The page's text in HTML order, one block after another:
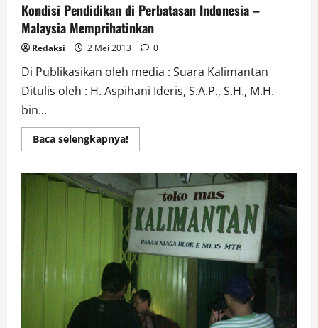
Kondisi Pendidikan di Perbatasan Indonesia –
Malaysia Memprihatinkan
Redaksi 2 Mei 2013 0
Di Publikasikan oleh media : Suara Kalimantan
Ditulis oleh : H. Aspihani Ideris, S.A.P., S.H., M.H.
bin...
Baca selengkapnya!Read
more
Pendidikan
di
Perbatasan
Indonesia
–
Malaysia
Memprihatinkan